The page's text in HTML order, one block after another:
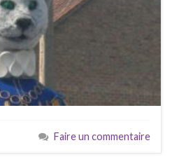
Faire un commentaire